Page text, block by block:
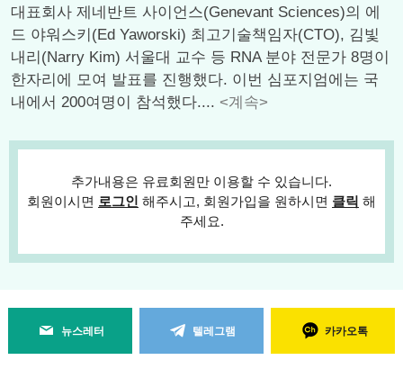
대표회사 제네반트 사이언스(Genevant Sciences)의 에
드 야워스키(Ed Yaworski) 최고기술책임자(CTO), 김빛
내리(Narry Kim) 서울대 교수 등 RNA 분야 전문가 8명이
한자리에 모여 발표를 진행했다. 이번 심포지엄에는 국
내에서 200여명이 참석했다.... <계속>
추가내용은 유료회원만 이용할 수 있습니다.
회원이시면 로그인 해주시고, 회원가입을 원하시면 클릭 해
주세요.
뉴스레터 텔레그램 카카오톡